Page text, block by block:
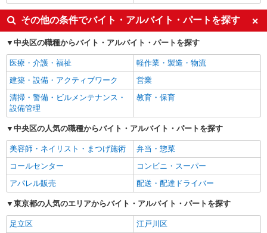
その他の条件でバイト・アルバイト・パートを探す
中央区の職種からバイト・アルバイト・パートを探す
医療・介護・福祉
軽作業・製造・物流
建築・設備・アクティブワーク
営業
清掃・警備・ビルメンテナンス・
設備管理
教育・保育
中央区の人気の職種からバイト・アルバイト・パートを探す
美容師・ネイリスト・まつげ施術
弁当・惣菜
コールセンター
コンビニ・スーパー
アパレル販売
配送・配達ドライバー
東京都の人気のエリアからバイト・アルバイト・パートを探す
足立区
江戸川区